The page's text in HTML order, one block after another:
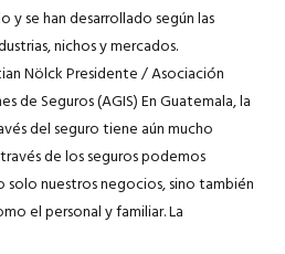
y se han desarrollado según las
nichos y mercados.
Nölck Presidente / Asociación
de Seguros (AGIS) En Guatemala, la
del seguro tiene aún mucho
de los seguros podemos
nuestros negocios, sino también
el personal y familiar. La